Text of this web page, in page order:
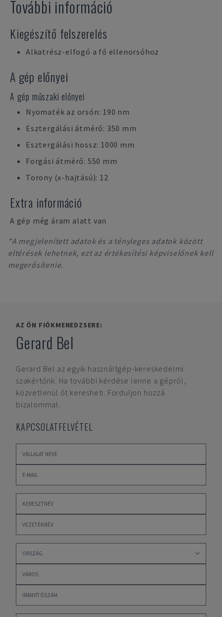
További információ
Kiegészítő felszerelés
Alkatrész-elfogó a fő ellenorsóhoz
A gép előnyei
A gép műszaki előnyei
Nyomaték az orsón: 190 nm
Esztergálási átmérő: 350 mm
Esztergálási hossz: 1000 mm
Forgási átmérő: 550 mm
Torony (x-hajtású): 12
Extra információ
A gép még áram alatt van
*A megjelenített adatok és a tényleges adatok között
eltérések lehetnek, ezt az értékesítési képviselőnek kell
megerősítenie.
AZ ÖN FIÓKMENEDZSERE:
Gerard Bel
Gerard Bel az egyik használtgép-kereskedelmi
szakértőnk. Ha további kérdése lenne a gépről,
közvetlenül őt keresheti. Forduljon hozzá
bizalommal.
KAPCSOLATFELVÉTEL